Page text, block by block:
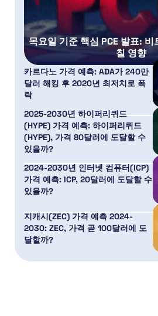
목요일 기준 핵심 PCE 발표:
칠 영향
카르다노 가격 예측: ADA가 240만
달러 해킹 후 2020년 최저치로 폭
락
2025-2030년 하이퍼리퀴드
(HYPE) 가격 예측: 하이퍼리퀴드
(HYPE), 가격 80달러에 도달할 수
있을까?
2024-2030년 인터넷 컴퓨터(ICP)
가격 예측: ICP, 20달러에 도달할 수
있을까?
지캐시(ZEC) 가격 예측 2024-
2030: ZEC, 가격 곧 100달러에 도
달할까?